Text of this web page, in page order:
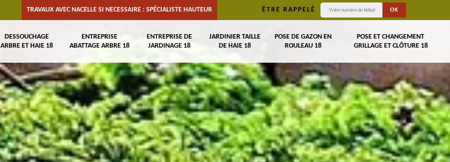
TRAVAUX AVEC NACELLE SI NECESSAIRE : SPÉCIALISTE HAUTEUR ÊTRE RAPPELÉ
DESSOUCHAGE
ARBRE ET HAIE 18
ENTREPRISE
ABATTAGE ARBRE 18
ENTREPRISE DE
JARDINAGE 18
JARDINIER TAILLE
DE HAIE 18
POSE DE GAZON EN
ROULEAU 18
POSE ET CHANGEMENT
GRILLAGE ET CLÔTURE 18